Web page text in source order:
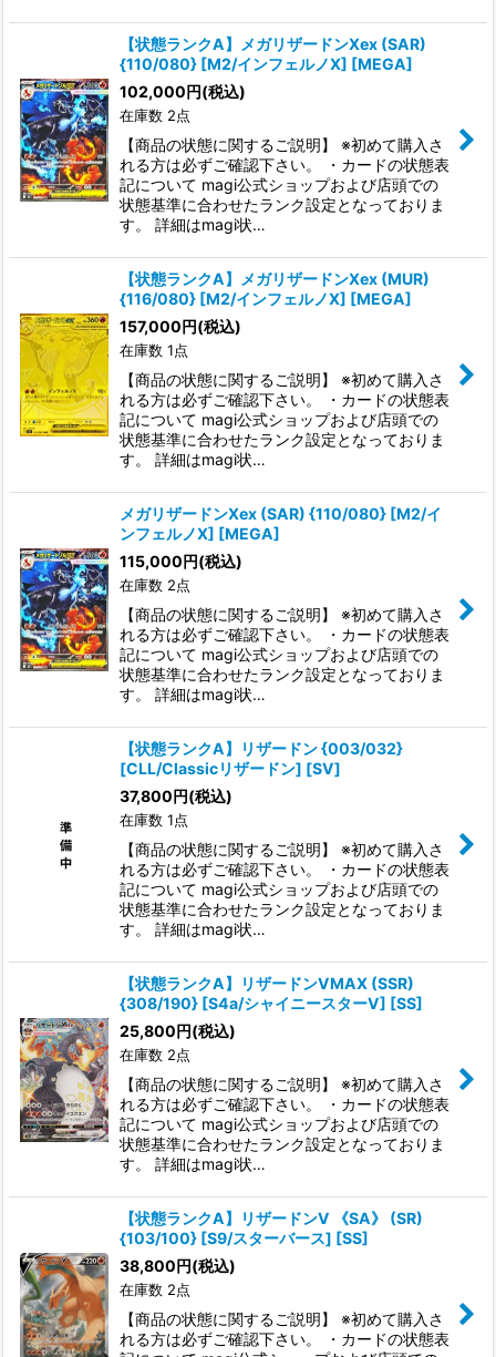
【状態ランクA】メガリザードンXex (SAR)
{110/080} [M2/インフェルノX] [MEGA]
102,000円(税込)
在庫数 2点
【商品の状態に関するご説明】 ※初めて購入さ
れる方は必ずご確認下さい。 ・カードの状態表
記について magi公式ショップおよび店頭での
状態基準に合わせたランク設定となっておりま
す。 詳細はmagi状…
【状態ランクA】メガリザードンXex (MUR)
{116/080} [M2/インフェルノX] [MEGA]
157,000円(税込)
在庫数 1点
【商品の状態に関するご説明】 ※初めて購入さ
れる方は必ずご確認下さい。 ・カードの状態表
記について magi公式ショップおよび店頭での
状態基準に合わせたランク設定となっておりま
す。 詳細はmagi状…
メガリザードンXex (SAR) {110/080} [M2/イ
ンフェルノX] [MEGA]
115,000円(税込)
在庫数 2点
【商品の状態に関するご説明】 ※初めて購入さ
れる方は必ずご確認下さい。 ・カードの状態表
記について magi公式ショップおよび店頭での
状態基準に合わせたランク設定となっておりま
す。 詳細はmagi状…
【状態ランクA】リザードン {003/032}
[CLL/Classicリザードン] [SV]
37,800円(税込)
在庫数 1点
【商品の状態に関するご説明】 ※初めて購入さ
れる方は必ずご確認下さい。 ・カードの状態表
記について magi公式ショップおよび店頭での
状態基準に合わせたランク設定となっておりま
す。 詳細はmagi状…
【状態ランクA】リザードンVMAX (SSR)
{308/190} [S4a/シャイニースターV] [SS]
25,800円(税込)
在庫数 2点
【商品の状態に関するご説明】 ※初めて購入さ
れる方は必ずご確認下さい。 ・カードの状態表
記について magi公式ショップおよび店頭での
状態基準に合わせたランク設定となっておりま
す。 詳細はmagi状…
【状態ランクA】リザードンV 《SA》 (SR)
{103/100} [S9/スターバース] [SS]
38,800円(税込)
在庫数 2点
【商品の状態に関するご説明】 ※初めて購入さ
れる方は必ずご確認下さい。 ・カードの状態表